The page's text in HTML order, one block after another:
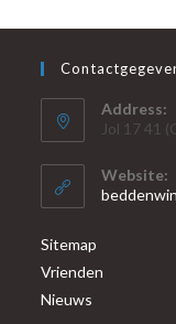
Address:
Jol 17 41
Website:
Sitemap
Vrienden
Nieuws